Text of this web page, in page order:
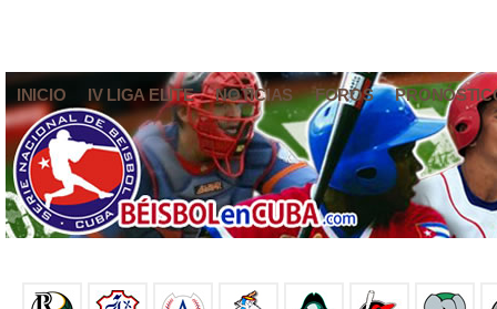
INICIO IV LIGA ELITE NOTICIAS FOROS